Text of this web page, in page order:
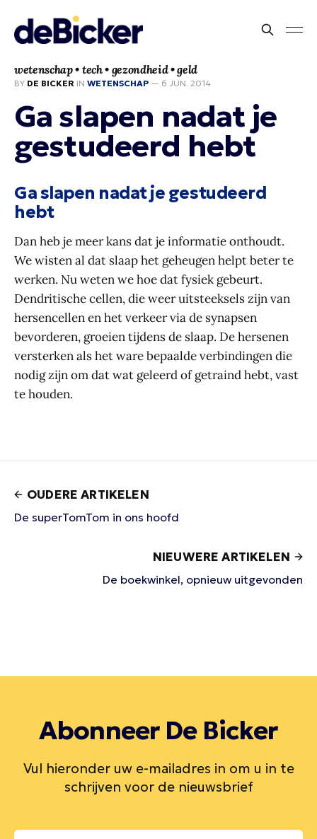
wetenschap • tech • gezondheid • geld
BY DE BICKER IN WETENSCHAP — 6 JUN. 2014
Ga slapen nadat je
gestudeerd hebt
Ga slapen nadat je gestudeerd
hebt
Dan heb je meer kans dat je informatie onthoudt.
We wisten al dat slaap het geheugen helpt beter te
werken. Nu weten we hoe dat fysiek gebeurt.
Dendritische cellen, die weer uitsteeksels zijn van
hersencellen en het verkeer via de synapsen
bevorderen, groeien tijdens de slaap. De hersenen
versterken als het ware bepaalde verbindingen die
nodig zijn om dat wat geleerd of getraind hebt, vast
te houden.
OUDERE ARTIKELEN
De superTomTom in ons hoofd
NIEUWERE ARTIKELEN
De boekwinkel, opnieuw uitgevonden
Abonneer De Bicker
Vul hieronder uw e-mailadres in om u in te
schrijven voor de nieuwsbrief